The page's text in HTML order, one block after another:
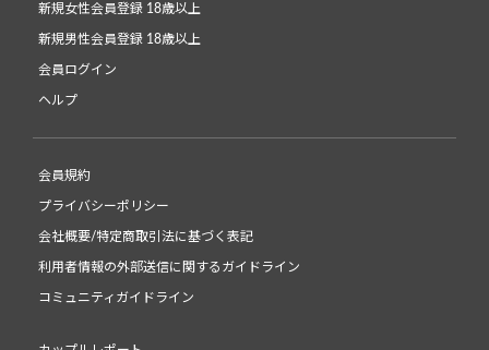
新規女性会員登録 18歳以上
新規男性会員登録 18歳以上
会員ログイン
ヘルプ
会員規約
プライバシーポリシー
会社概要/特定商取引法に基づく表記
利用者情報の外部送信に関するガイドライン
コミュニティガイドライン